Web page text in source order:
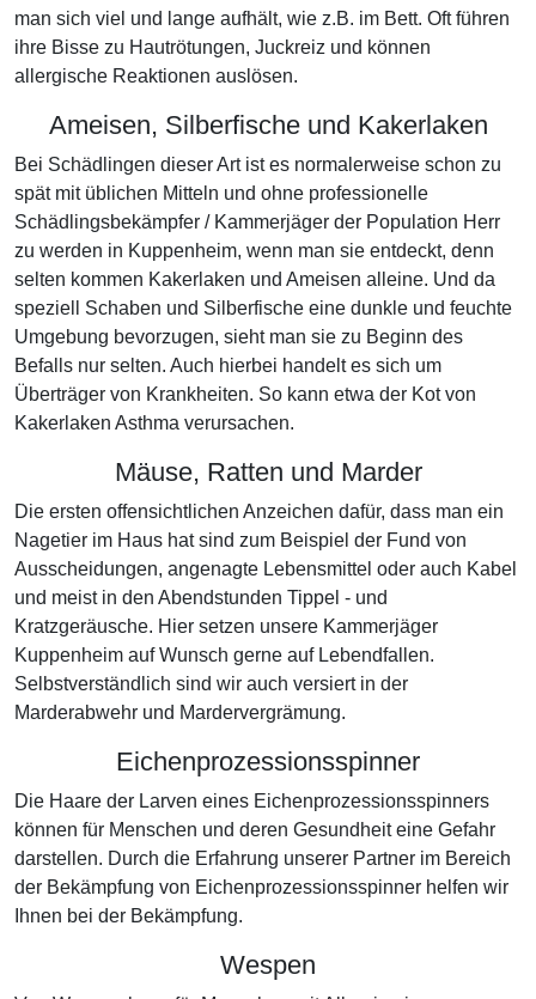
man sich viel und lange aufhält, wie z.B. im Bett. Oft führen
ihre Bisse zu Hautrötungen, Juckreiz und können
allergische Reaktionen auslösen.
Ameisen, Silberfische und Kakerlaken
Bei Schädlingen dieser Art ist es normalerweise schon zu
spät mit üblichen Mitteln und ohne professionelle
Schädlingsbekämpfer / Kammerjäger der Population Herr
zu werden in Kuppenheim, wenn man sie entdeckt, denn
selten kommen Kakerlaken und Ameisen alleine. Und da
speziell Schaben und Silberfische eine dunkle und feuchte
Umgebung bevorzugen, sieht man sie zu Beginn des
Befalls nur selten. Auch hierbei handelt es sich um
Überträger von Krankheiten. So kann etwa der Kot von
Kakerlaken Asthma verursachen.
Mäuse, Ratten und Marder
Die ersten offensichtlichen Anzeichen dafür, dass man ein
Nagetier im Haus hat sind zum Beispiel der Fund von
Ausscheidungen, angenagte Lebensmittel oder auch Kabel
und meist in den Abendstunden Tippel - und
Kratzgeräusche. Hier setzen unsere Kammerjäger
Kuppenheim auf Wunsch gerne auf Lebendfallen.
Selbstverständlich sind wir auch versiert in der
Marderabwehr und Mardervergrämung.
Eichenprozessionsspinner
Die Haare der Larven eines Eichenprozessionsspinners
können für Menschen und deren Gesundheit eine Gefahr
darstellen. Durch die Erfahrung unserer Partner im Bereich
der Bekämpfung von Eichenprozessionsspinner helfen wir
Ihnen bei der Bekämpfung.
Wespen